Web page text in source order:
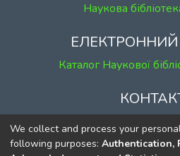
Наукова
Каталог Наукової
м. Київ, вул.
к. 1, к.
We collect and process your
following purposes: Authentication,